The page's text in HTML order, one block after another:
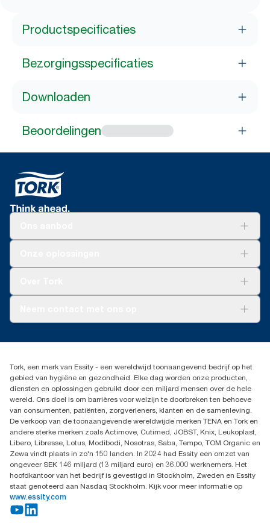
Productspecificaties
Bezorgingsspecificaties
Downloaden
Beoordelingen
Dispenserklacht
02 766 05 30
Essity Belgium NV
Berkenlaan 8B
1831 MACHELEN
Tork, een merk van Essity - een wereldwijd toonaangevend bedrijf op het
gebied van hygiëne en gezondheid. Elke dag worden onze producten,
diensten en oplossingen gebruikt door een miljard mensen over de hele
wereld. Ons doel is om barrières voor welzijn te doorbreken ten behoeve
van consumenten, patiënten, zorgverleners, klanten en de samenleving.
De verkoop van de toonaangevende wereldwijde merken TENA en Tork en
andere sterke merken zoals Actimove, Cutimed, JOBST, Knix, Leukoplast,
Libero, Libresse, Lotus, Modibodi, Nosotras, Saba, Tempo, TOM Organic en
Zewa vindt plaats in zo'n 150 landen. In 2024 had Essity een omzet van
ongeveer SEK 146 miljard (13 miljard euro) en 36.000 werknemers. Het
hoofdkantoor van het bedrijf is gevestigd in Stockholm, Zweden en Essity
staat genoteerd aan Nasdaq Stockholm. Kijk voor meer informatie op
www.essity.com